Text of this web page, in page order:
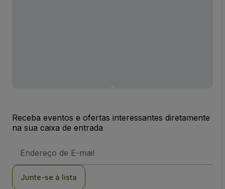
Receba eventos e ofertas interessantes diretamente
na sua caixa de entrada
de
Junte-se à lista